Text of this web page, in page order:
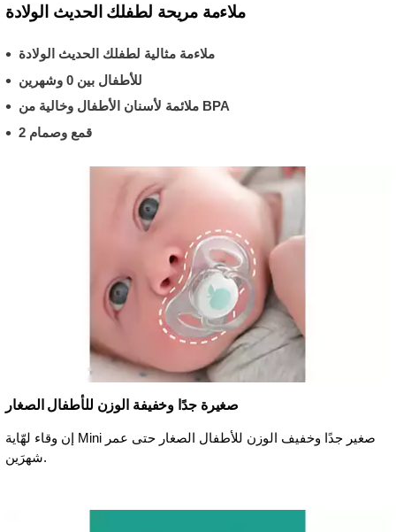
ملاءمة مريحة لطفلك الحديث الولادة
ملاءمة مثالية لطفلك الحديث الولادة
للأطفال بين 0 وشهرين
ملائمة لأسنان الأطفال وخالية من BPA
2 قمع وصمام
صغيرة جدًا وخفيفة الوزن للأطفال الصغار
إن وقاء لهّاية Mini صغير جدًا وخفيف الوزن للأطفال الصغار حتى عمر
شهرَين.